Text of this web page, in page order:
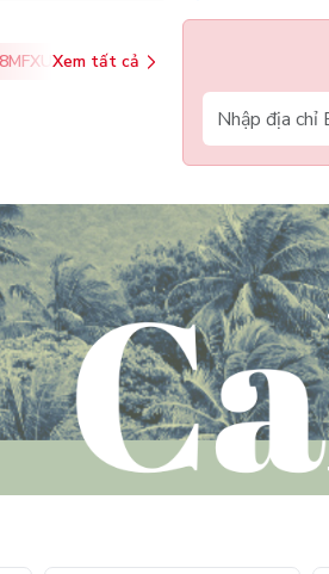
Xem tất cả